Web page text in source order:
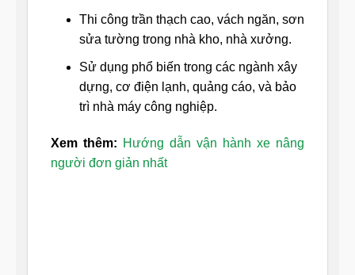
Thi công trần thạch cao, vách ngăn, sơn
sửa tường trong nhà kho, nhà xưởng.
Sử dụng phổ biến trong các ngành xây
dựng, cơ điện lạnh, quảng cáo, và bảo
trì nhà máy công nghiệp.
Xem thêm: Hướng dẫn vận hành xe nâng
người đơn giản nhất